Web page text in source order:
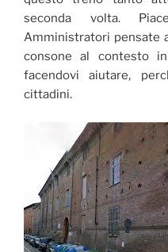
seconda volta.
Amministratori pensate
consone al contesto
facendovi aiutare,
cittadini.